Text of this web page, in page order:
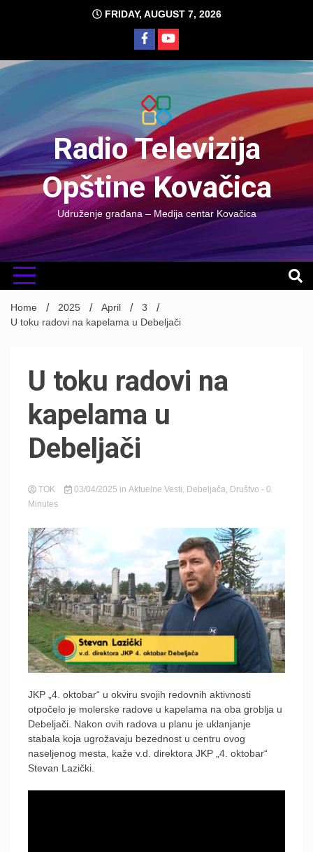
FRIDAY, AUGUST 7, 2026
Radio Televizija
Opštine Kovačica
Udruženje građana – Medija centar Kovačica
Home 2025 April
3
U toku radovi na kapelama u Debeljači
U toku radovi na
kapelama u
Debeljači
TOK 03/04/2025 in Aktuelne Vesti, Debeljača, Društvo - 0
Minutes
JKP „4. oktobar“ u okviru svojih redovnih aktivnosti
otpočelo je molerske radove u kapelama na oba groblja u
Debeljači. Nakon ovih radova u planu je uklanjanje
stabala koja ugrožavaju bezednost u centru ovog
naseljenog mesta, kaže v.d. direktora JKP „4. oktobar“
Stevan Lazički.